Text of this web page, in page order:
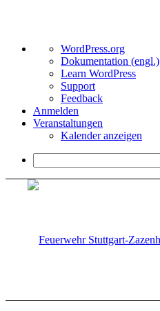
Über
WordPress
WordPress.org
Dokumentation (engl.)
Learn WordPress
Support
Feedback
Anmelden
Veranstaltungen
Kalender anzeigen